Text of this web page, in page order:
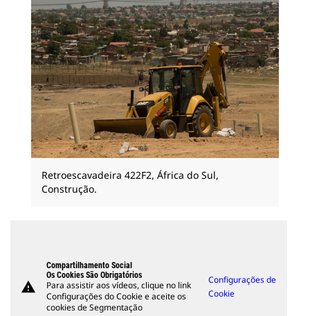
Retroescavadeira 422F2, África do Sul,
Construção.
warning
Compartilhamento Social
Os Cookies São Obrigatórios
Para assistir aos vídeos, clique no link
Configurações do Cookie e aceite os
cookies de Segmentação
Configurações de
Cookie